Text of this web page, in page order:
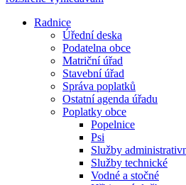
Radnice
Úřední deska
Podatelna obce
Matriční úřad
Stavební úřad
Správa poplatků
Ostatní agenda úřadu
Poplatky obce
Popelnice
Psi
Služby
Služby technické
Vodné a stočné